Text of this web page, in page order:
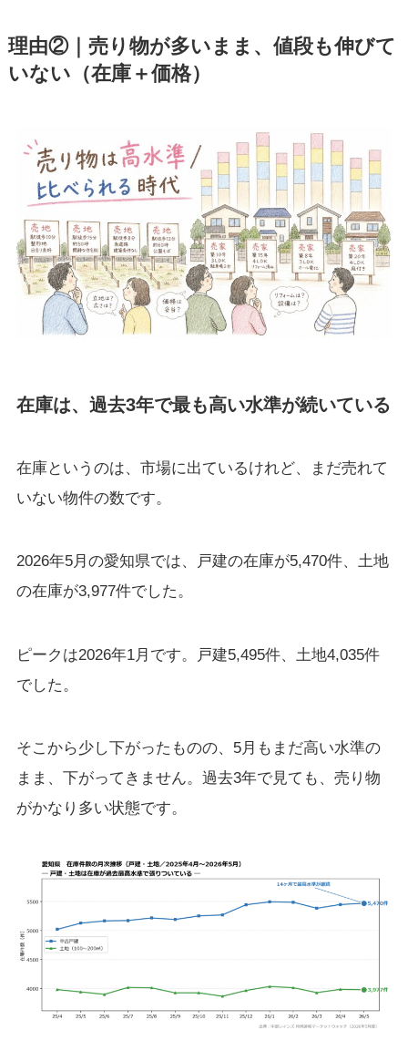
理由②｜売り物が多いまま、値段も伸びて
いない（在庫＋価格）
在庫は、過去3年で最も高い水準が続いている
在庫というのは、市場に出ているけれど、まだ売れて
いない物件の数です。
2026年5月の愛知県では、戸建の在庫が5,470件、土地
の在庫が3,977件でした。
ピークは2026年1月です。戸建5,495件、土地4,035件
でした。
そこから少し下がったものの、5月もまだ高い水準の
まま、下がってきません。過去3年で見ても、売り物
がかなり多い状態です。